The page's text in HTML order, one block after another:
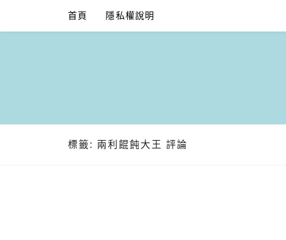
content
首頁 隱私權說明
標籤: 兩利餛飩大王 評論